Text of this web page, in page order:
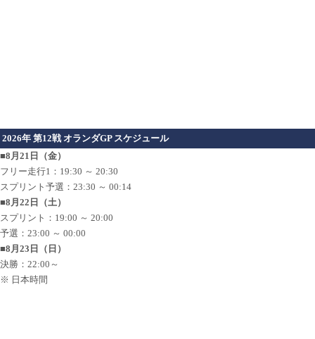
2026年 第12戦 オランダGP スケジュール
■8月21日（金）
フリー走行1：19:30 ～ 20:30
スプリント予選：23:30 ～ 00:14
■8月22日（土）
スプリント：19:00 ～ 20:00
予選：23:00 ～ 00:00
■8月23日（日）
決勝：22:00～
※ 日本時間